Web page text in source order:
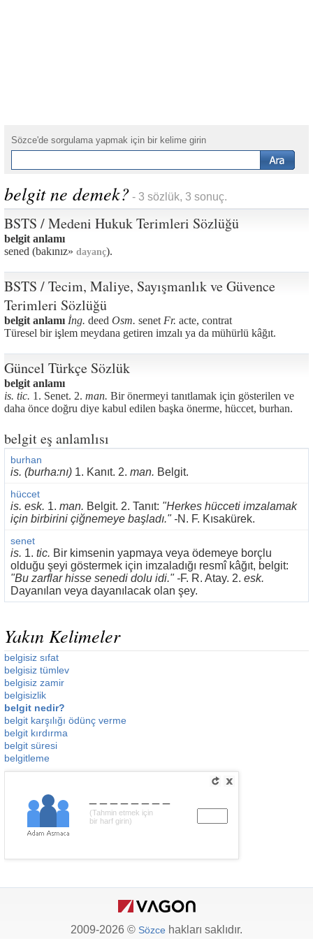
Sözce'de sorgulama yapmak için bir kelime girin
belgit ne demek? - 3 sözlük, 3 sonuç.
BSTS / Medeni Hukuk Terimleri Sözlüğü
belgit anlamı
sened (bakınız» dayanç).
BSTS / Tecim, Maliye, Sayışmanlık ve Güvence
Terimleri Sözlüğü
belgit anlamı İng. deed Osm. senet Fr. acte, contrat
Türesel bir işlem meydana getiren imzalı ya da mühürlü kâğıt.
Güncel Türkçe Sözlük
belgit anlamı
is. tic. 1. Senet. 2. man. Bir önermeyi tanıtlamak için gösterilen ve
daha önce doğru diye kabul edilen başka önerme, hüccet, burhan.
belgit eş anlamlısı
burhan
is. (burha:nı) 1. Kanıt. 2. man. Belgit.
hüccet
is. esk. 1. man. Belgit. 2. Tanıt: "Herkes hücceti imzalamak
için birbirini çiğnemeye başladı." -N. F. Kısakürek.
senet
is. 1. tic. Bir kimsenin yapmaya veya ödemeye borçlu
olduğu şeyi göstermek için imzaladığı resmî kâğıt, belgit:
"Bu zarflar hisse senedi dolu idi." -F. R. Atay. 2. esk.
Dayanılan veya dayanılacak olan şey.
Yakın Kelimeler
belgisiz sıfat
belgisiz tümlev
belgisiz zamir
belgisizlik
belgit nedir?
belgit karşılığı ödünç verme
belgit kırdırma
belgit süresi
belgitleme
(Tahmin etmek için
bir harf girin)
2009-2026 © Sözce hakları saklıdır.